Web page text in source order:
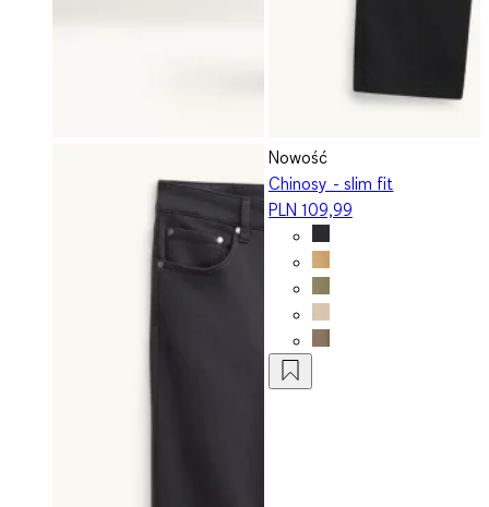
Nowość
Chinosy - slim fit
PLN 109,99